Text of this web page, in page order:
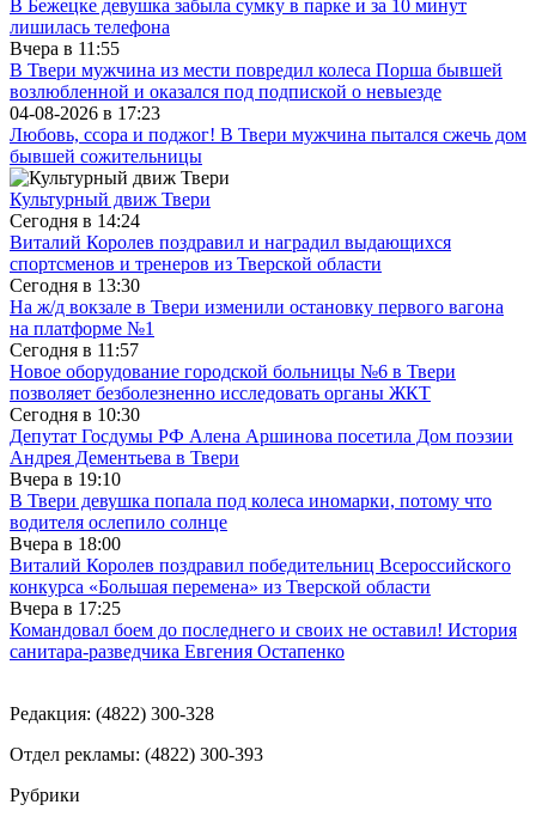
В Бежецке девушка забыла сумку в парке и за 10 минут
лишилась телефона
Вчера в 11:55
В Твери мужчина из мести повредил колеса Порша бывшей
возлюбленной и оказался под подпиской о невыезде
04-08-2026 в 17:23
Любовь, ссора и поджог! В Твери мужчина пытался сжечь дом
бывшей сожительницы
Культурный движ Твери
Сегодня в 14:24
Виталий Королев поздравил и наградил выдающихся
спортсменов и тренеров из Тверской области
Сегодня в 13:30
На ж/д вокзале в Твери изменили остановку первого вагона
на платформе №1
Сегодня в 11:57
Новое оборудование городской больницы №6 в Твери
позволяет безболезненно исследовать органы ЖКТ
Сегодня в 10:30
Депутат Госдумы РФ Алена Аршинова посетила Дом поэзии
Андрея Дементьева в Твери
Вчера в 19:10
В Твери девушка попала под колеса иномарки, потому что
водителя ослепило солнце
Вчера в 18:00
Виталий Королев поздравил победительниц Всероссийского
конкурса «Большая перемена» из Тверской области
Вчера в 17:25
Командовал боем до последнего и своих не оставил! История
санитара-разведчика Евгения Остапенко
Редакция: (4822) 300-328
Отдел рекламы: (4822) 300-393
Рубрики